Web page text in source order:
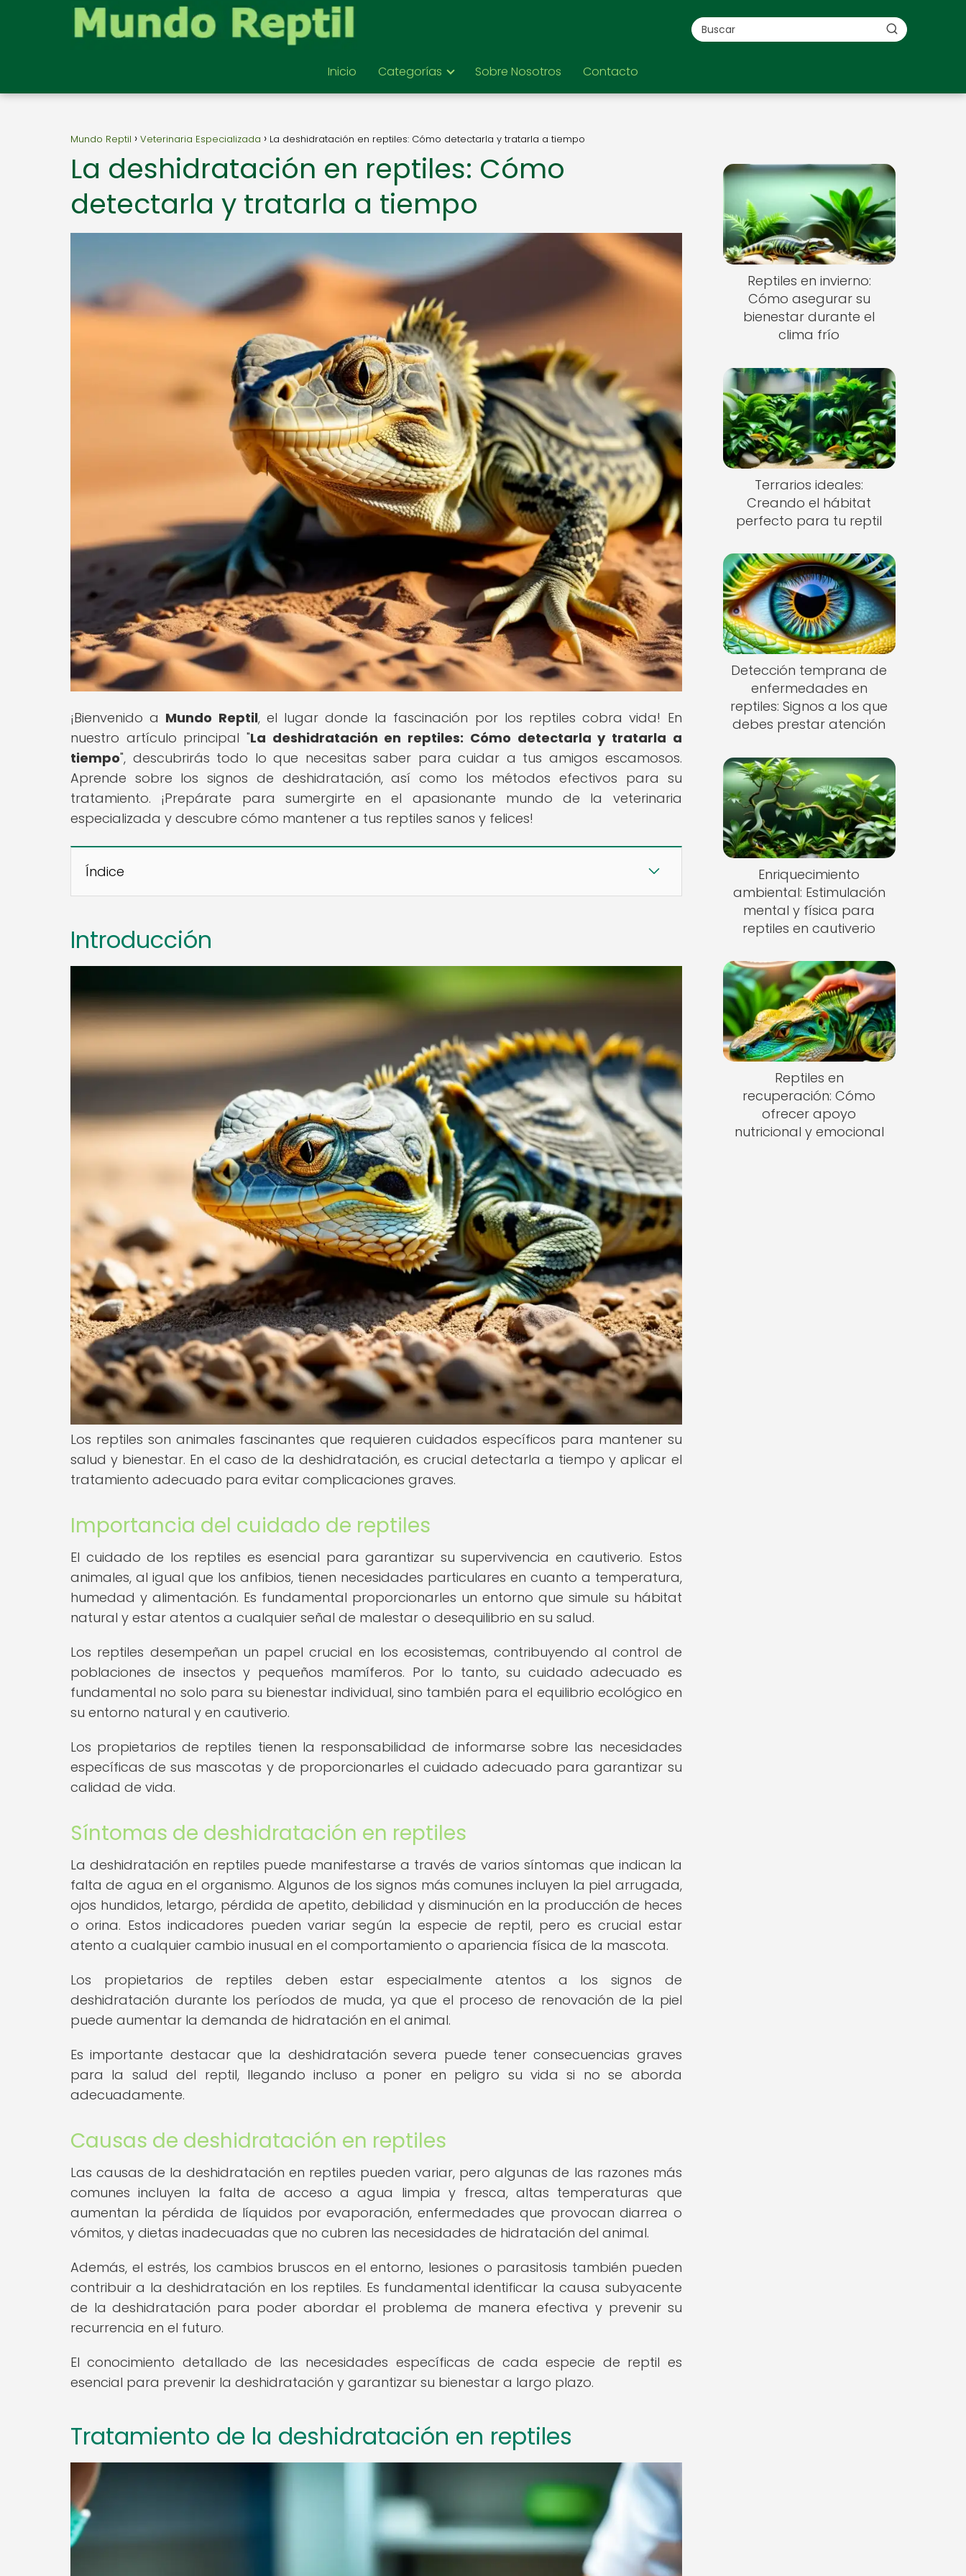
Inicio Categorías Sobre Nosotros Contacto
Mundo Reptil Veterinaria Especializada La deshidratación en reptiles: Cómo detectarla y tratarla a tiempo
La deshidratación en reptiles: Cómo
detectarla y tratarla a tiempo
¡Bienvenido a Mundo Reptil, el lugar donde la fascinación por los reptiles cobra vida! En
nuestro artículo principal "La deshidratación en reptiles: Cómo detectarla y tratarla a
tiempo", descubrirás todo lo que necesitas saber para cuidar a tus amigos escamosos.
Aprende sobre los signos de deshidratación, así como los métodos efectivos para su
tratamiento. ¡Prepárate para sumergirte en el apasionante mundo de la veterinaria
especializada y descubre cómo mantener a tus reptiles sanos y felices!
Índice
Introducción
Los reptiles son animales fascinantes que requieren cuidados específicos para mantener su
salud y bienestar. En el caso de la deshidratación, es crucial detectarla a tiempo y aplicar el
tratamiento adecuado para evitar complicaciones graves.
Importancia del cuidado de reptiles
El cuidado de los reptiles es esencial para garantizar su supervivencia en cautiverio. Estos
animales, al igual que los anfibios, tienen necesidades particulares en cuanto a temperatura,
humedad y alimentación. Es fundamental proporcionarles un entorno que simule su hábitat
natural y estar atentos a cualquier señal de malestar o desequilibrio en su salud.
Los reptiles desempeñan un papel crucial en los ecosistemas, contribuyendo al control de
poblaciones de insectos y pequeños mamíferos. Por lo tanto, su cuidado adecuado es
fundamental no solo para su bienestar individual, sino también para el equilibrio ecológico en
su entorno natural y en cautiverio.
Los propietarios de reptiles tienen la responsabilidad de informarse sobre las necesidades
específicas de sus mascotas y de proporcionarles el cuidado adecuado para garantizar su
calidad de vida.
Síntomas de deshidratación en reptiles
La deshidratación en reptiles puede manifestarse a través de varios síntomas que indican la
falta de agua en el organismo. Algunos de los signos más comunes incluyen la piel arrugada,
ojos hundidos, letargo, pérdida de apetito, debilidad y disminución en la producción de heces
o orina. Estos indicadores pueden variar según la especie de reptil, pero es crucial estar
atento a cualquier cambio inusual en el comportamiento o apariencia física de la mascota.
Los propietarios de reptiles deben estar especialmente atentos a los signos de
deshidratación durante los períodos de muda, ya que el proceso de renovación de la piel
puede aumentar la demanda de hidratación en el animal.
Es importante destacar que la deshidratación severa puede tener consecuencias graves
para la salud del reptil, llegando incluso a poner en peligro su vida si no se aborda
adecuadamente.
Causas de deshidratación en reptiles
Las causas de la deshidratación en reptiles pueden variar, pero algunas de las razones más
comunes incluyen la falta de acceso a agua limpia y fresca, altas temperaturas que
aumentan la pérdida de líquidos por evaporación, enfermedades que provocan diarrea o
vómitos, y dietas inadecuadas que no cubren las necesidades de hidratación del animal.
Además, el estrés, los cambios bruscos en el entorno, lesiones o parasitosis también pueden
contribuir a la deshidratación en los reptiles. Es fundamental identificar la causa subyacente
de la deshidratación para poder abordar el problema de manera efectiva y prevenir su
recurrencia en el futuro.
El conocimiento detallado de las necesidades específicas de cada especie de reptil es
esencial para prevenir la deshidratación y garantizar su bienestar a largo plazo.
Tratamiento de la deshidratación en reptiles
Reptiles en invierno:
Cómo asegurar su
bienestar durante el
clima frío
Terrarios ideales:
Creando el hábitat
perfecto para tu reptil
Detección temprana de
enfermedades en
reptiles: Signos a los que
debes prestar atención
Enriquecimiento
ambiental: Estimulación
mental y física para
reptiles en cautiverio
Reptiles en
recuperación: Cómo
ofrecer apoyo
nutricional y emocional